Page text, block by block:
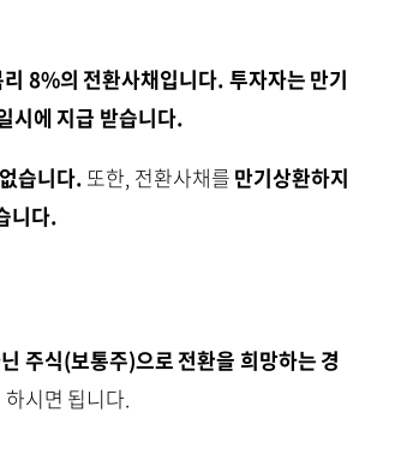
8%의 전환사채입니다. 투자자는 만기
시에 지급 받습니다.
습니다.또한, 전환사채를 만기상환하지
니다.
주식(보통주)으로 전환을 희망하는 경
하시면 됩니다.